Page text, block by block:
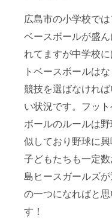
広島市の小学校では
ベースボールが盛
れてますが中学校
トベースボールは
競技を選ばなけれ
い状況です。フッ
ボールのルールは
似しており野球に
子どもたちも一定
島ヒースガールズ
の一つになればと思
す！